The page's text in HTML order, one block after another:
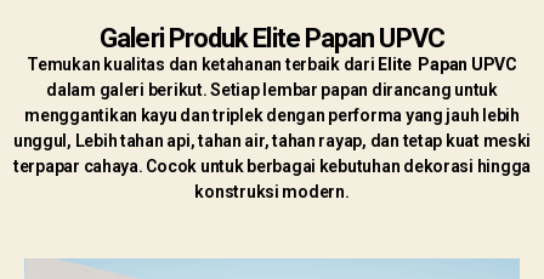
Galeri Produk Elite Papan UPVC
Temukan kualitas dan ketahanan terbaik dari Elite Papan UPVC
dalam galeri berikut. Setiap lembar papan dirancang untuk
menggantikan kayu dan triplek dengan performa yang jauh lebih
unggul, Lebih tahan api, tahan air, tahan rayap, dan tetap kuat meski
terpapar cahaya. Cocok untuk berbagai kebutuhan dekorasi hingga
konstruksi modern.